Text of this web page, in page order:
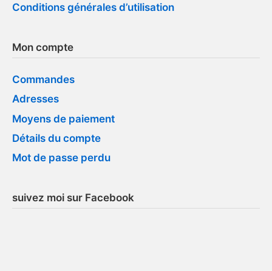
Conditions générales d’utilisation
Mon compte
Commandes
Adresses
Moyens de paiement
Détails du compte
Mot de passe perdu
suivez moi sur Facebook